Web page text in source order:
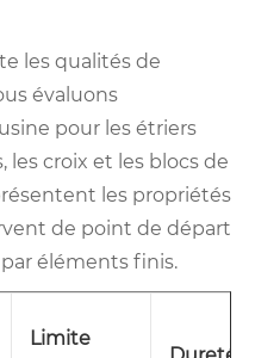
les qualités de
évaluons
pour les étriers
croix et les blocs de
les propriétés
de point de départ
éléments finis.
Limite